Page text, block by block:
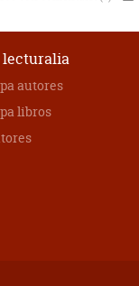
lecturalia
autores
libros